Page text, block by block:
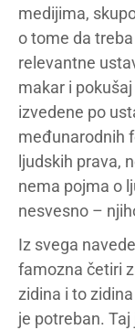
medijima,
o tome da
relevantne
makar i
izvedene po
međunarodnih
ljudskih prava,
nema pojma o
nesvesno –
Iz svega
famozna četiri
zidina i to
je potreban.